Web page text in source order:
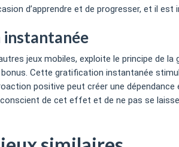
d’apprendre et de progresser, et il
instantanée
jeux mobiles, exploite le principe de
Cette gratification instantanée
positive peut créer une
de cet effet et de ne pas se